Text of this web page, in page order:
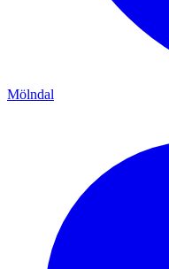
Mölndal